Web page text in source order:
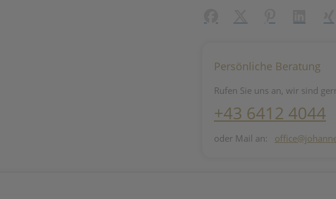
Persönliche Beratung
Rufen Sie uns an, wir sind
+43 6412 4044
oder Mail an: